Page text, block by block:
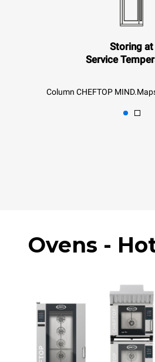
Storing at
Service
Column CHEFTOP
Ovens -